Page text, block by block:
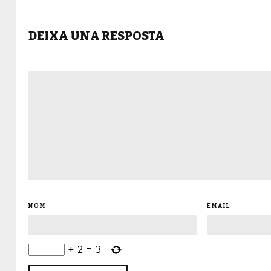
DEIXA UNA RESPOSTA
NOM EMAIL
+ 2 = 3